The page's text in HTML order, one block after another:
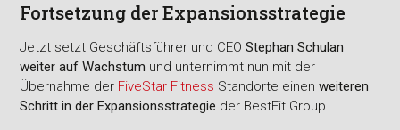
Fortsetzung der Expansionsstrategie
Jetzt setzt Geschäftsführer und CEOStephan Schulan
weiter auf Wachstum und unternimmt nun mit der
Übernahme der FiveStar Fitness Standorte einenweiteren
Schritt in der Expansionsstrategie der BestFit Group.